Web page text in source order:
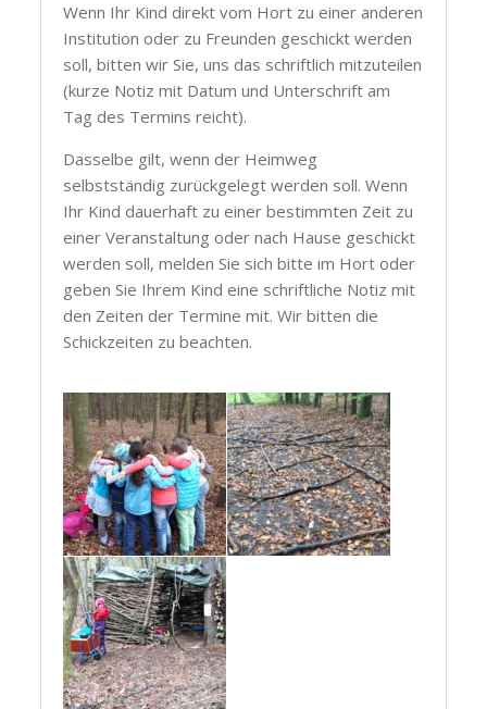
Wenn Ihr Kind direkt vom Hort zu einer anderen
Institution oder zu Freunden geschickt werden
soll, bitten wir Sie, uns das schriftlich mitzuteilen
(kurze Notiz mit Datum und Unterschrift am
Tag des Termins reicht).
Dasselbe gilt, wenn der Heimweg
selbstständig zurückgelegt werden soll. Wenn
Ihr Kind dauerhaft zu einer bestimmten Zeit zu
einer Veranstaltung oder nach Hause geschickt
werden soll, melden Sie sich bitte im Hort oder
geben Sie Ihrem Kind eine schriftliche Notiz mit
den Zeiten der Termine mit. Wir bitten die
Schickzeiten zu beachten.